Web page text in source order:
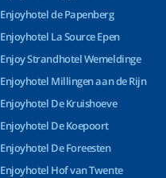
Enjoyhotel de Papenberg
Enjoyhotel La Source Epen
Enjoy Strandhotel Wemeldinge
Enjoyhotel Millingen aan de Rijn
Enjoyhotel De Kruishoeve
Enjoyhotel De Koepoort
Enjoyhotel De Foreesten
Enjoyhotel Hof van Twente